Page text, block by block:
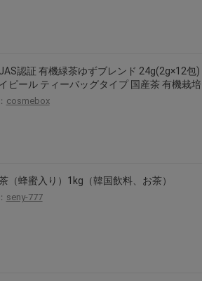
終止之權利，如有變更恕不另行通知，將以
認証 有機緑茶ゆずブレンド 24g(2g×12包
ピール ティーバッグタイプ 国産茶 有機栽
cosmebox
（蜂蜜入り）1kg（韓国飲料、お茶）
seny-777